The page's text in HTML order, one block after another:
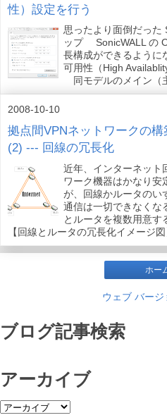
性）設定を行う
思ったより面倒だった
ップ SonicWALL の
長構成ができるよう
可用性（High
同モデルのメイン（
2008-10-10
拠点間VPNネットワークの構
(2) --- 回線の冗長化
近年、インターネット
ワーク機器はかなり安
が、回線かルータのい
通信は一切できなくな
とルータを複数用意
【回線とルータの冗長化イメージ図
ホー
ウェブ バー
ブログ記事検索
アーカイブ